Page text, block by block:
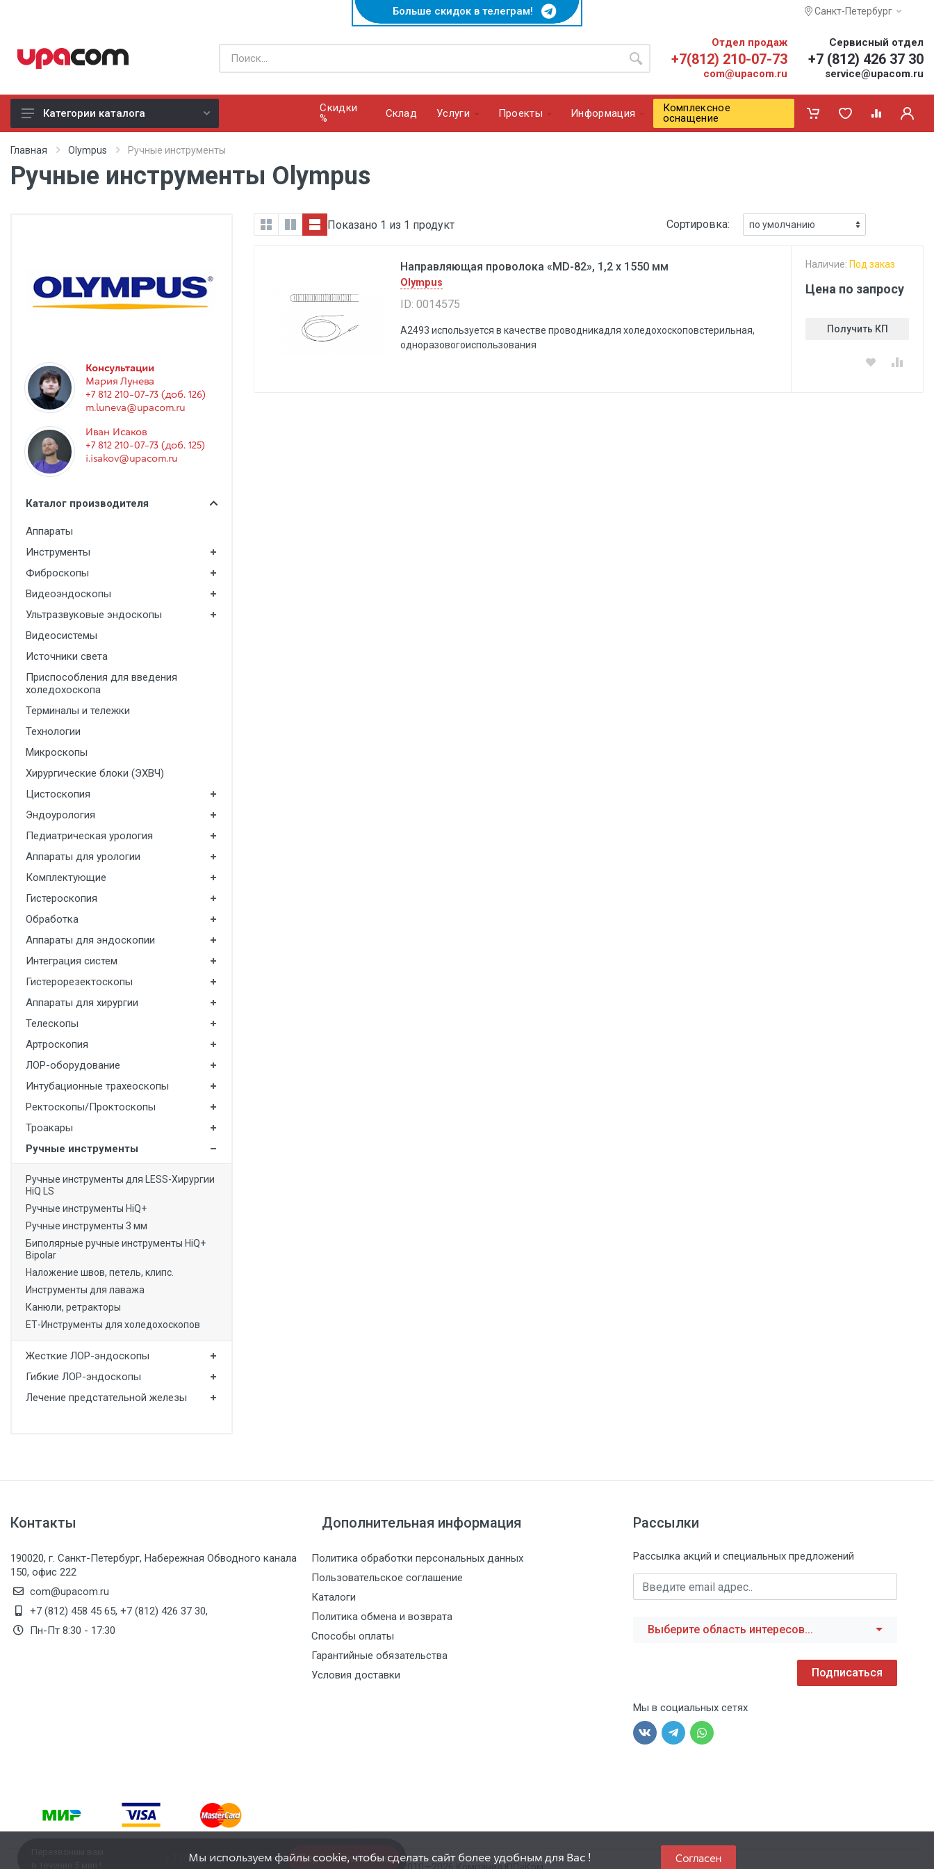
Больше скидок в телеграм! Санкт-Петербург
Отдел продаж
+7(812) 210-07-73
com@upacom.ru
Сервисный отдел
+7 (812) 426 37 30
service@upacom.ru
Б/У оборудование
Все производители
Хирургия
Гинекология
Функциональная диагностика
Офтальмология
Урология
Дезинфекция и стерилизация
Лучевая диагностика
Расходные материалы
Оториноларингология
Стоматологическое оборудование
Медицинская мебель
Лабораторное оборудование
Оборудование для скорой помощи
Прачечное оборудование
Медицинские мониторы
Категории каталога
Скидки
%
Cклад Услуги Проекты Информация
Комплексное
оснащение
Главная Olympus Ручные инструменты
Ручные инструменты Olympus
Консультации
Мария Лунева
+7 812 210-07-73 (доб. 126)
m.luneva@upacom.ru
Иван Исаков
+7 812 210-07-73 (доб. 125)
i.isakov@upacom.ru
Каталог производителя
Аппараты
Инструменты
Фиброскопы
Видеоэндоскопы
Ультразвуковые эндоскопы
Видеосистемы
Источники света
Приспособления для введения
холедохоскопа
Терминалы и тележки
Технологии
Микроскопы
Хирургические блоки (ЭХВЧ)
Цистоскопия
Эндоурология
Педиатрическая урология
Аппараты для урологии
Комплектующие
Гистероскопия
Обработка
Аппараты для эндоскопии
Интеграция систем
Гистерорезектоскопы
Аппараты для хирургии
Телескопы
Артроскопия
ЛОР-оборудование
Интубационные трахеоскопы
Ректоскопы/Проктоскопы
Троакары
Ручные инструменты
Ручные инструменты для LESS-Хирургии
HiQ LS
Ручные инструменты HiQ+
Ручные инструменты 3 мм
Биполярные ручные инструменты HiQ+
Bipolar
Наложение швов, петель, клипс.
Инструменты для лаважа
Канюли, ретракторы
ЕТ-Инструменты для холедохоскопов
Жесткие ЛОР-эндоскопы
Гибкие ЛОР-эндоскопы
Лечение предстательной железы
Показано 1 из 1 продукт Сортировка:
Направляющая проволока «MD-82», 1,2 x 1550 мм
Olympus
ID: 0014575
A2493 используется в качестве проводникадля холедохоскоповстерильная,
одноразовогоиспользования
Наличие: Под заказ
Цена по запросу
Получить КП
Контакты
190020, г. Санкт-Петербург, Набережная Обводного канала
150, офис 222
com@upacom.ru
+7 (812) 458 45 65, +7 (812) 426 37 30,
Пн-Пт 8:30 - 17:30
Дополнительная информация
Политика обработки персональных данных
Пользовательское соглашение
Каталоги
Политика обмена и возврата
Способы оплаты
Гарантийные обязательства
Условия доставки
Рассылки
Рассылка акций и специальных предложений
Выберите область интересов...
Подписаться
Мы в социальных сетях
Перезвоните мне
Мы используем файлы cookie, чтобы сделать сайт более удобным для Вас ! Согласен